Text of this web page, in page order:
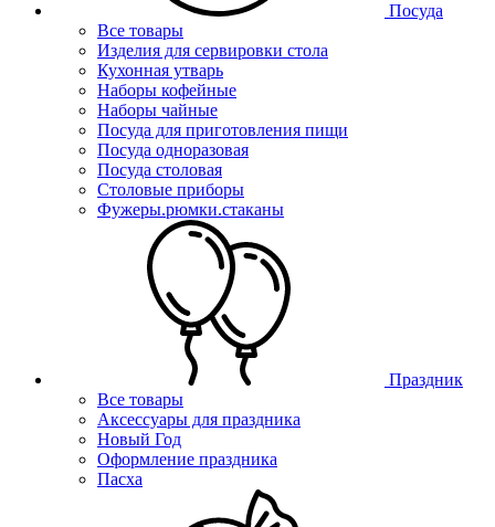
Посуда
Все товары
Изделия для сервировки стола
Кухонная утварь
Наборы кофейные
Наборы чайные
Посуда для приготовления пищи
Посуда одноразовая
Посуда столовая
Столовые приборы
Фужеры.рюмки.стаканы
Праздник
Все товары
Аксессуары для праздника
Новый Год
Оформление праздника
Пасха